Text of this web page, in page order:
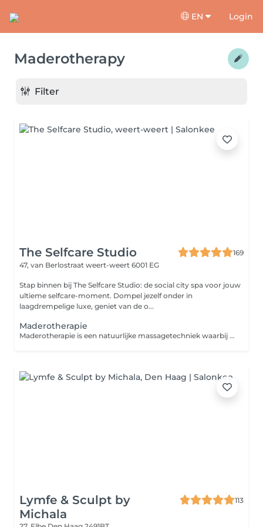
EN Login
Maderotherapy
Filter
The Selfcare Studio
169
47, van Berlostraat weert-weert 6001 EG
Stap binnen bij The Selfcare Studio: de social city spa voor jouw
ultieme selfcare-moment. Dompel jezelf onder in
laagdrempelige luxe, geniet van de o...
Maderotherapie
Maderotherapie is een natuurlijke massagetechniek waarbij houten tools worden gebruikt om het lichaam te vormen, verstevigen en revitaliseren. Deze massage stimuleert de doorbloeding en lymfedrainage, vermindert cellulite en helpt vocht en afvalstoffen af te voeren. Het resultaat? Een gladdere, strakkere huid en een mooier gevormd lichaam
Lymfe & Sculpt by
Michala
113